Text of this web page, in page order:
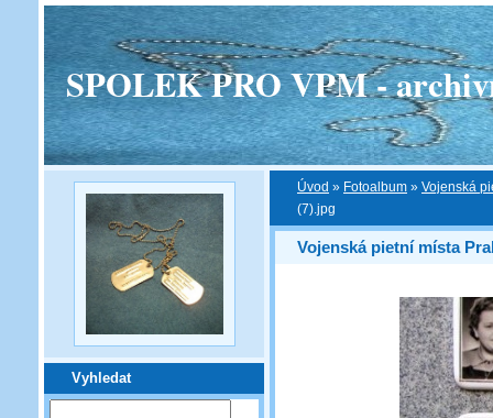
SPOLEK PRO VPM -
Vyhledat
Úvod » Fotoalbum » Vojenská
(7).jpg
Vojenská pietní místa